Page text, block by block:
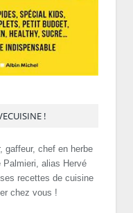
!
gaffeur, chef en herbe
Palmieri, alias Hervé
recettes de cuisine
chez vous !